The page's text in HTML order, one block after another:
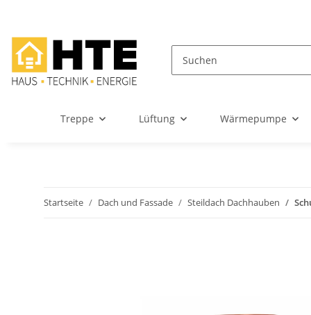
Treppe Lüftung Wärmepumpe
Startseite Dach und Fassade Steildach Dachhauben